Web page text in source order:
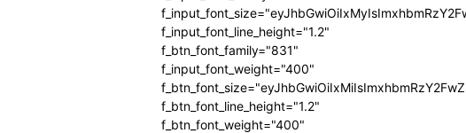
f_input_font_line_height="1.2"
f_btn_font_family="831"
f_input_font_weight="400"
f_btn_font_line_height="1.2"
f_btn_font_weight="400"